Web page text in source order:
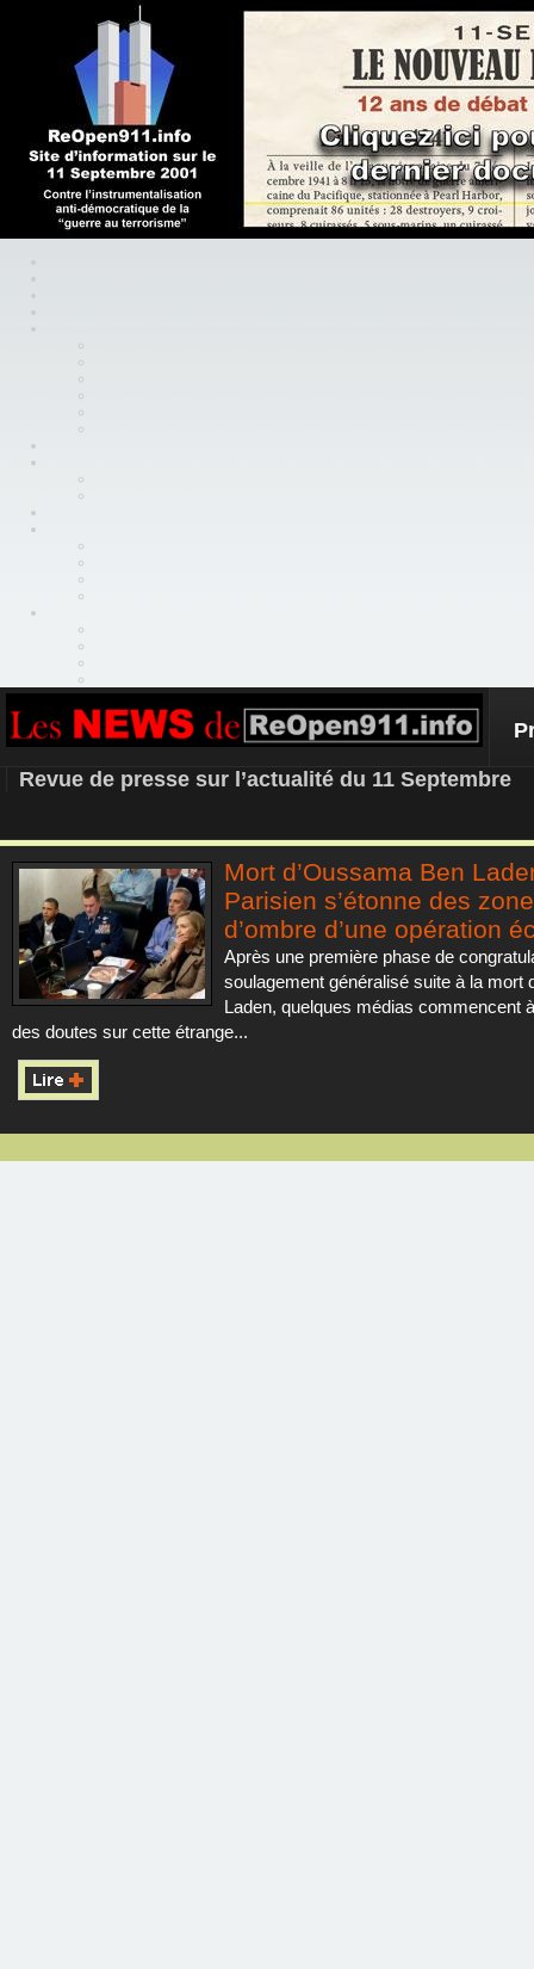
REOPEN911 – NEWS
Revue de presse sur l’actualité du 11 Septembre
Mort d’Oussama Ben
Parisien s’étonne des
d’ombre d’une opération
Après une première phase de
soulagement généralisé suite à la mort
Laden, quelques médias commencent
des doutes sur cette étrange...